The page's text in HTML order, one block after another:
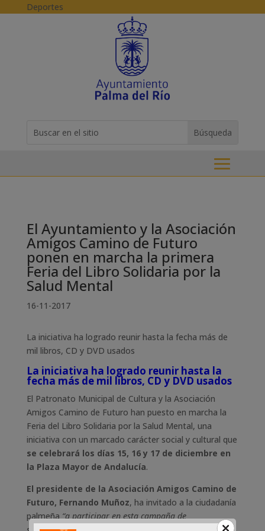
Skip to content
Deportes
for...
El Ayuntamiento y la Asociación
Amigos Camino de Futuro
ponen en marcha la primera
Feria del Libro Solidaria por la
Salud Mental
16-11-2017
La iniciativa ha logrado reunir hasta la fecha más de
mil libros, CD y DVD usados
La iniciativa ha logrado reunir hasta la
fecha más de mil libros, CD y DVD usados
El Patronato Municipal de Cultura y la Asociación
Amigos Camino de Futuro han puesto en marcha la
Feria del Libro Solidaria por la Salud Mental, una
iniciativa con un marcado carácter social y cultural que
se celebrará los días 15, 16 y 17 de diciembre en
la Plaza Mayor de Andalucía.
El presidente de la Asociación Amigos Camino de
Futuro, Fernando Muñoz, ha invitado a la ciudadanía
palmeña“a participar en esta campaña de